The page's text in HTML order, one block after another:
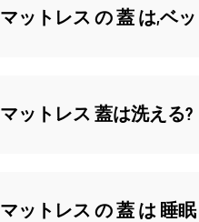
マットレス の 蓋 は,ベ
マットレス 蓋は洗える?
マットレス の 蓋 は 睡